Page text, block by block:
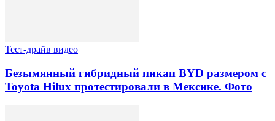
Тест-драйв видео
Безымянный гибридный пикап BYD размером с
Toyota Hilux протестировали в Мексике. Фото